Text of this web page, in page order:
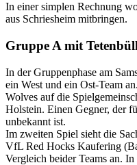
In einer simplen Rechnung
aus Schriesheim mitbringen.
Gruppe A mit
In der Gruppenphase am
ein West und ein Ost-Team
Wolves auf die
Holstein. Einen Gegner, der
unbekannt ist.
Im zweiten Spiel sieht die
VfL Red Hocks Kaufering
Vergleich beider Teams an.